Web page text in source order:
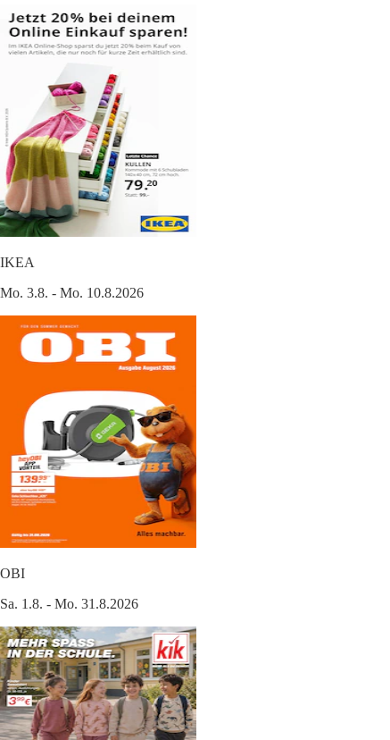
IKEA
Mo. 3.8. - Mo. 10.8.2026
OBI
Sa. 1.8. - Mo. 31.8.2026